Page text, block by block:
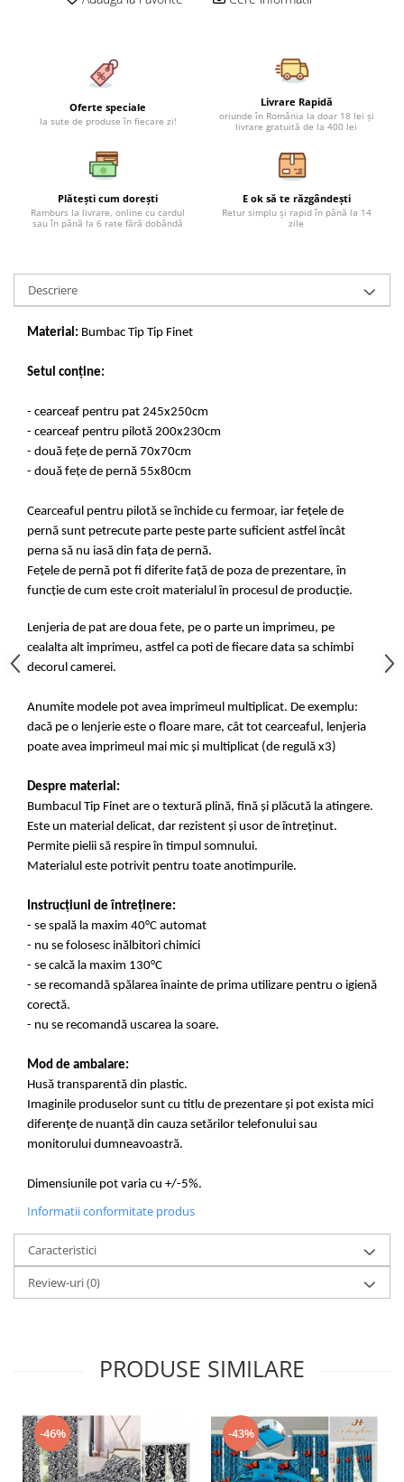
Lenjerii Catifea
Cearceaf cu elastic
Cearceaf normal
Bumbac Neted Nesatinat
Bumbac 100% Poplin Hobby
Bumbac 100%
Lenjerii Jacquard
Lenjerii Matase
Lenjerii Creponate
Huse Impermeabile
Huse Impermeabile 160x200cm
Huse Impermeabile 180x200cm
Oferte speciale
la sute de produse în fiecare zi!
Livrare Rapidă
oriunde în România la doar 18 lei și
livrare gratuită de la 400 lei
Plătești cum dorești
Ramburs la livrare, online cu cardul
sau în până la 6 rate fără dobândă
E ok să te răzgândești
Retur simplu și rapid în până la 14
zile
Descriere
Material: Bumbac Tip Tip Finet
Setul conține:
- cearceaf pentru pat 245x250cm
- cearceaf pentru pilotă 200x230cm
- două fețe de pernă 70x70cm
- două fețe de pernă 55x80cm
Cearceaful pentru pilotă se închide cu fermoar, iar fețele de
pernă sunt petrecute parte peste parte suficient astfel încât
perna să nu iasă din fața de pernă.
Fețele de pernă pot fi diferite față de poza de prezentare, în
funcție de cum este croit materialul în procesul de producție.
Lenjeria de pat are doua fete, pe o parte un imprimeu, pe
cealalta alt imprimeu, astfel ca poti de fiecare data sa schimbi
decorul camerei.
Anumite modele pot avea imprimeul multiplicat. De exemplu:
dacă pe o lenjerie este o floare mare, cât tot cearceaful, lenjeria
poate avea imprimeul mai mic și multiplicat (de regulă x3)
Despre material:
Bumbacul Tip Finet are o textură plină, fină și plăcută la atingere.
Este un material delicat, dar rezistent și usor de întreținut.
Permite pielii să respire în timpul somnului.
Materialul este potrivit pentru toate anotimpurile.
Instrucțiuni de întreținere:
- se spală la maxim 40°C automat
- nu se folosesc inălbitori chimici
- se calcă la maxim 130°C
- se recomandă spălarea înainte de prima utilizare pentru o igienă
corectă.
- nu se recomandă uscarea la soare.
Mod de ambalare:
Husă transparentă din plastic.
Imaginile produselor sunt cu titlu de prezentare și pot exista mici
diferențe de nuanță din cauza setărilor telefonului sau
monitorului dumneavoastră.
Dimensiunile pot varia cu +/-5%.
Informatii conformitate produs
Caracteristici
Review-uri(0)
PRODUSE SIMILARE
-46% -43%